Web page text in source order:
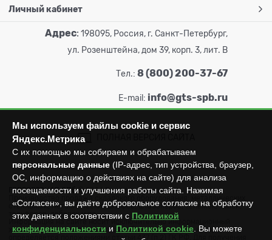
Личный кабинет
Адрес: 198095, Россия, г. Санкт-Петербург,
ул. Розенштейна, дом 39, корп. 3, лит. В
Тел.: 8 (800) 200-37-67
E-mail: info@gts-spb.ru
ГОРТОРГСНАБ СПб © 2026Все права защищены.
Производство продажа складского оборудования: металлических
стеллажей, металлических шкафов, штабелеров, тележек, талей,
тельферов, лебедок и пр.
Информация на сайте носит исключительно информационный
характер и не может считаться публичной офертой, которая
определяется положениями статьи 437 (п.2) ГК РФ. Для получения
Мы используем файлы cookie и сервис
Яндекс.Метрика
С их помощью мы собираем и обрабатываем
персональные данные (IP-адрес, тип устройства, браузер,
ОС, информацию о действиях на сайте) для анализа
посещаемости и улучшения работы сайта. Нажимая
«Согласен», вы даёте добровольное согласие на обработку
этих данных в соответствии с Политикой
конфиденциальности и Политикой cookie . Вы можете